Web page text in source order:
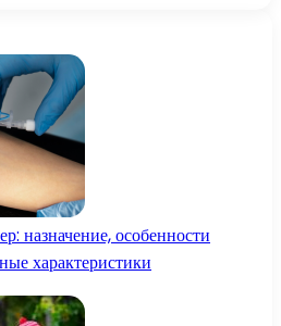
назначение, особенности
характеристики